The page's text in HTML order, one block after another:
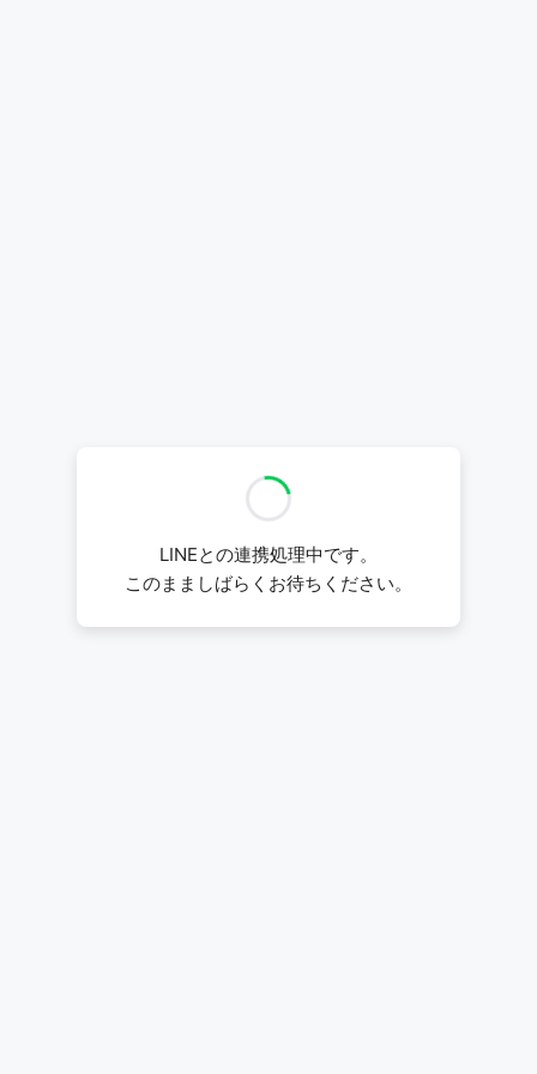
LINEとの連携処理中です。
このまましばらくお待ちください。